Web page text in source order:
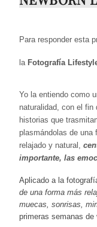
Para responder esta
la Fotografía
Yo la entiendo como
naturalidad, con el
historias que
plasmándolas de una
relajado y natural,
importante, las
Aplicado a la
de una forma más
muecas, sonrisas,
primeras semanas de